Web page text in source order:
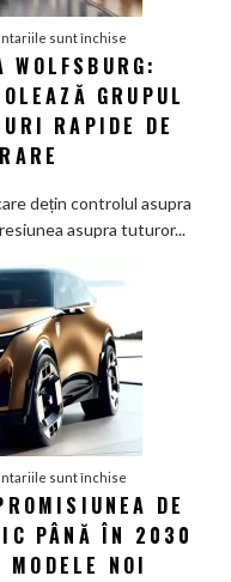
sunt închise
Tensiuni
majore
la
care
măsuri
rapide
de
GRUPUL
RAPIDE DE
dețin controlul asupra
asupra tuturor...
sunt închise
Peugeot
renunță
la
DE
PÂNĂ ÎN 2030
NOI